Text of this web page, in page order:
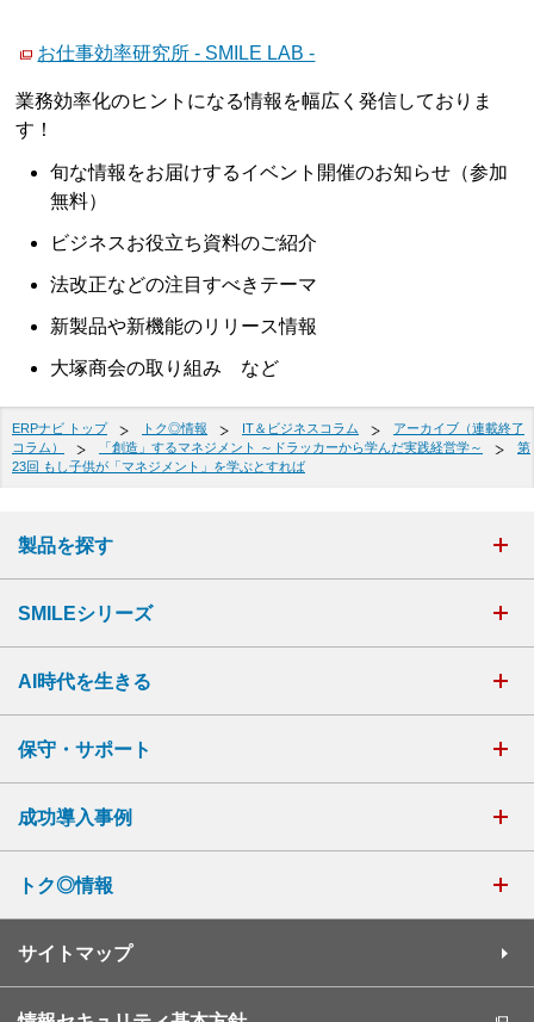
お仕事効率研究所 - SMILE LAB -
業務効率化のヒントになる情報を幅広く発信しておりま
す！
旬な情報をお届けするイベント開催のお知らせ（参加
無料）
ビジネスお役立ち資料のご紹介
法改正などの注目すべきテーマ
新製品や新機能のリリース情報
大塚商会の取り組み など
ERPナビ トップ トク◎情報 IT＆ビジネスコラム
アーカイブ（連載終了
コラム）
「創造」するマネジメント ～ドラッカーから学んだ実践経営学～
第
23回 もし子供が「マネジメント」を学ぶとすれば
製品を探す
SMILEシリーズ
AI時代を生きる
保守・サポート
成功導入事例
トク◎情報
サイトマップ